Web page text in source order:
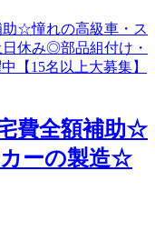
費全額補助☆
ーの製造☆